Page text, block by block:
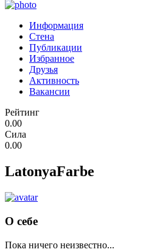
Информация
Стена
Публикации
Избранное
Друзья
Активность
Вакансии
Рейтинг
0.00
Сила
0.00
LatonyaFarbe
О себе
Пока ничего неизвестно...